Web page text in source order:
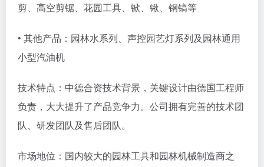
剪、高空剪锯、花园工具、锨、锹、钢镐等
• 其他产品：园林水系列、声控园艺灯系列及园林通用
小型汽油机
技术特点：中德合资技术背景，关键设计由德国工程师
负责，大大提升了产品竞争力。公司拥有完善的技术团
队、研发团队及售后团队。
市场地位：国内较大的园林工具和园林机械制造商之